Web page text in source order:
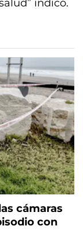
indicó.
cámaras
con